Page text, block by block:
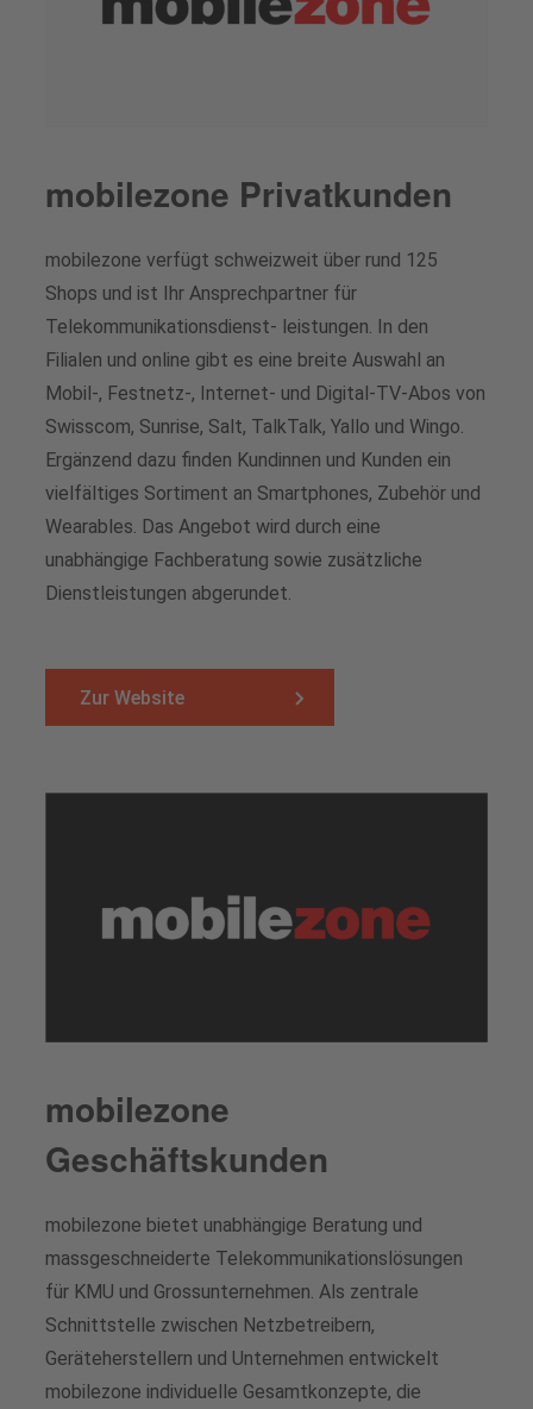
Generalversammlung
Finanzkalender
Aktie
Kontakt für Analysten & Investoren
Downloads
Medienkontakt
Trainee-Programm
mobilezone Privatkunden
mobilezone verfügt schweizweit über rund 125
Shops und ist Ihr Ansprechpartner für
Telekommunikationsdienst- leistungen. In den
Filialen und online gibt es eine breite Auswahl an
Mobil-, Festnetz-, Internet- und Digital-TV-Abos von
Swisscom, Sunrise, Salt, TalkTalk, Yallo und Wingo.
Ergänzend dazu finden Kundinnen und Kunden ein
vielfältiges Sortiment an Smartphones, Zubehör und
Wearables. Das Angebot wird durch eine
unabhängige Fachberatung sowie zusätzliche
Dienstleistungen abgerundet.
Zur Website
mobilezone
Geschäftskunden
mobilezone bietet unabhängige Beratung und
massgeschneiderte Telekommunikationslösungen
für KMU und Grossunternehmen. Als zentrale
Schnittstelle zwischen Netzbetreibern,
Geräteherstellern und Unternehmen entwickelt
mobilezone individuelle Gesamtkonzepte, die